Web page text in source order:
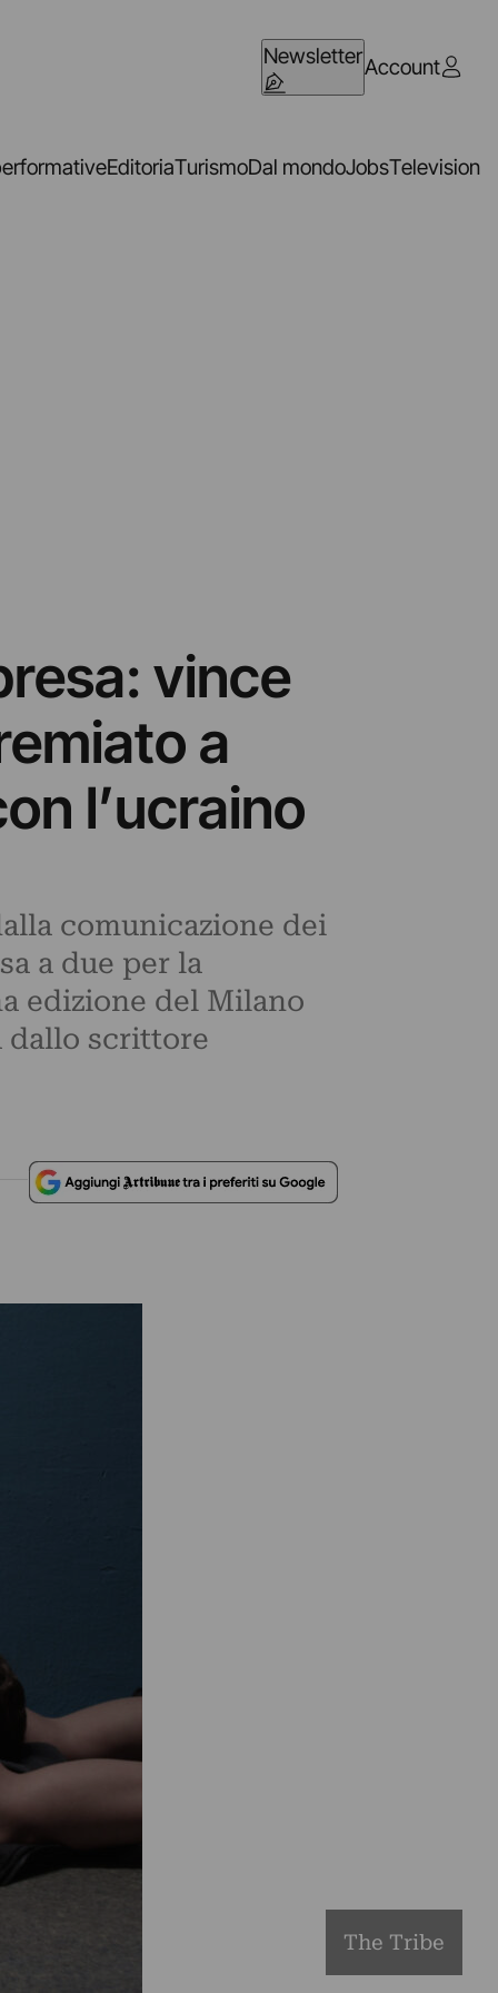
NewsletterAccount
EditoriaTurismoDal mondoJobsTelevision
vince
a
l’ucraino
comunicazione dei
a due per la
edizione del Milano
dallo scrittore
The Tribe